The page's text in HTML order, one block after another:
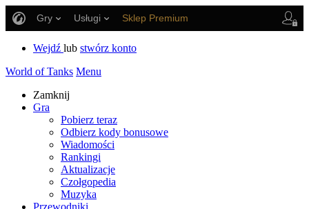
Gry Usługi Sklep Premium
Wsparcie Gracza
Wejdź lub stwórz konto
World of Tanks Menu
Zamknij
Gra
Pobierz teraz
Odbierz kody bonusowe
Wiadomości
Rankingi
Aktualizacje
Czołgopedia
Muzyka
Przewodniki